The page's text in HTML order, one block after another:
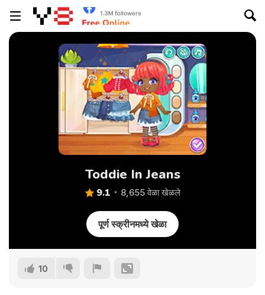
Toddie In Jeans
9.1 8,655 वेळा खेळले
पूर्ण स्क्रीनमध्ये खेळा
10